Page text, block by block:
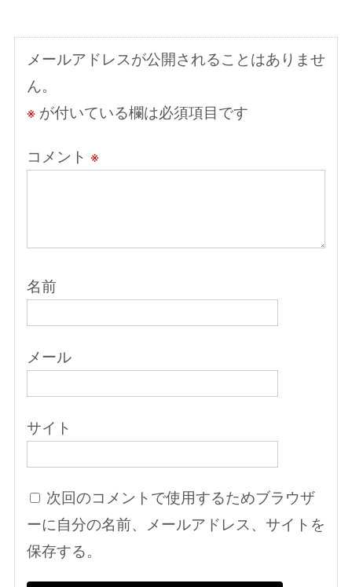
シ
ョ
ン
メールアドレスが公開されることはありませ
ん。
※が付いている欄は必須項目です
コメント ※
名前
メール
サイト
次回のコメントで使用するためブラウザ
ーに自分の名前、メールアドレス、サイトを
保存する。